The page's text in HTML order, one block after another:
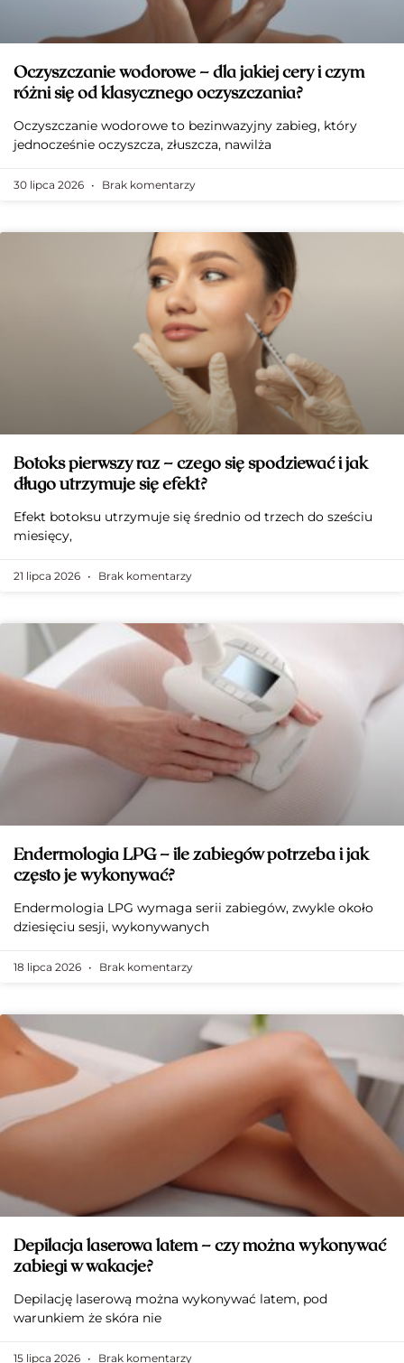
Oczyszczanie wodorowe – dla jakiej cery i czym
różni się od klasycznego oczyszczania?
Oczyszczanie wodorowe to bezinwazyjny zabieg, który
jednocześnie oczyszcza, złuszcza, nawilża
30 lipca 2026 Brak komentarzy
Botoks pierwszy raz – czego się spodziewać i jak
długo utrzymuje się efekt?
Efekt botoksu utrzymuje się średnio od trzech do sześciu
miesięcy,
21 lipca 2026 Brak komentarzy
Endermologia LPG – ile zabiegów potrzeba i jak
często je wykonywać?
Endermologia LPG wymaga serii zabiegów, zwykle około
dziesięciu sesji, wykonywanych
18 lipca 2026 Brak komentarzy
Depilacja laserowa latem – czy można wykonywać
zabiegi w wakacje?
Depilację laserową można wykonywać latem, pod
warunkiem że skóra nie
15 lipca 2026 Brak komentarzy